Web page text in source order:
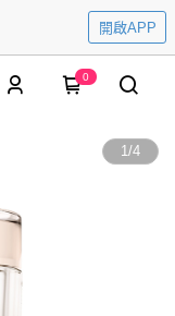
開啟APP
0
1/4